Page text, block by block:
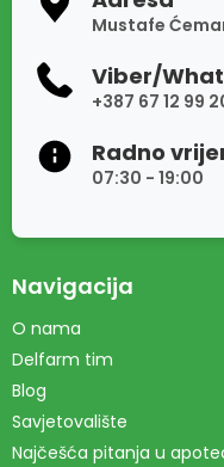
Mustafe
Viber/
+387 67 12 99
Radno
07:30 - 19:00
Navigacija
O nama
Delfarm tim
Blog
Savjetovalište
Najčešća pitanja u